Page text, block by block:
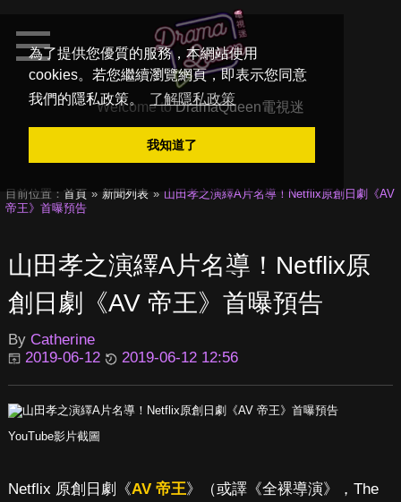
為了提供您優質的服務，本網站使用
cookies。若您繼續瀏覽網頁，即表示您同意
我們的隱私政策。
了解隱私政策
我知道了
Welcome toDramaQueen電視迷
目前位置： 首頁 新聞列表
山田孝之演繹A片名導！Netflix原創日劇《AV
帝王》首曝預告
山田孝之演繹A片名導！Netflix原
創日劇《AV 帝王》首曝預告
By Catherine
2019-06-12
2019-06-12 12:56
YouTube影片截圖
Netflix 原創日劇《AV 帝王》（或譯《全裸導演》，The